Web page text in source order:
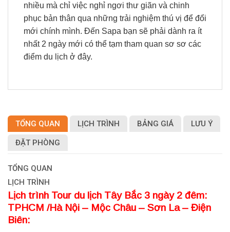
nhiều mà chỉ việc nghỉ ngơi thư giãn và chinh
phục bản thân qua những trải nghiệm thú vị để đổi
mới chính mình. Đến Sapa bạn sẽ phải dành ra ít
nhất 2 ngày mới có thể tạm tham quan sơ sơ các
điểm du lịch ở đây.
TỔNG QUAN LỊCH TRÌNH BẢNG GIÁ LƯU Ý
ĐẶT PHÒNG
TỔNG QUAN
LỊCH TRÌNH
Lịch trình Tour du lịch Tây Bắc 3 ngày 2 đêm:
TPHCM /Hà Nội – Mộc Châu – Sơn La – Điện
Biên: